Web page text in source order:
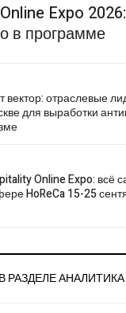
Expo
в программе
вектор: отраслевые
для выработки
Online Expo: всё
HoReCa 15-25
РАЗДЕЛЕ АНАЛИТИКА